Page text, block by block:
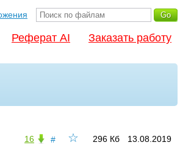
Реферат AI Заказать работу
☆
# 13.08.2019
296 Кб
16